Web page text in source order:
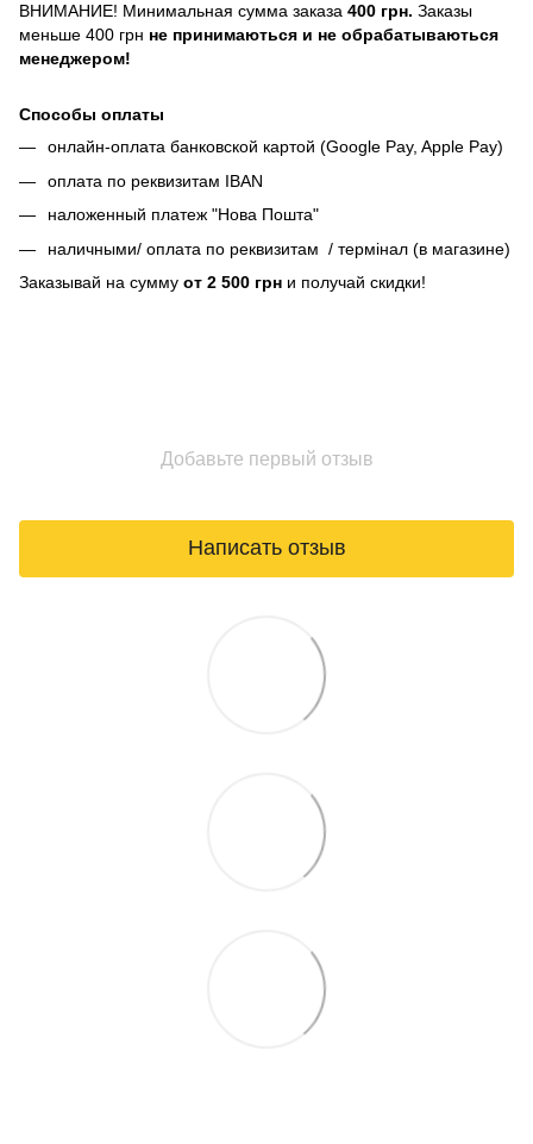
ВНИМАНИЕ! Минимальная сумма заказа 400 грн. Заказы
меньше 400 грн не принимаються и не обрабатываються
менеджером!
Способы оплаты
онлайн-оплата банковской картой (Google Pay, Apple Pay)
оплата по реквизитам IBAN
наложенный платеж "Нова Пошта"
наличными/ оплата по реквизитам / термінал (в магазине)
Заказывай на сумму от 2 500 грн и получай скидки!
Добавьте первый отзыв
Написать отзыв